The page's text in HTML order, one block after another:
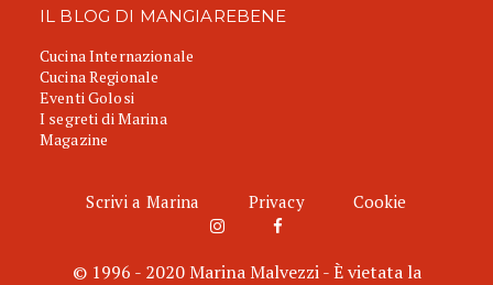
IL BLOG DI MANGIAREBENE
Cucina Internazionale
Cucina Regionale
Eventi Golosi
I segreti di Marina
Magazine
Scrivi a Marina Privacy Cookie
© 1996 - 2020 Marina Malvezzi - È vietata la